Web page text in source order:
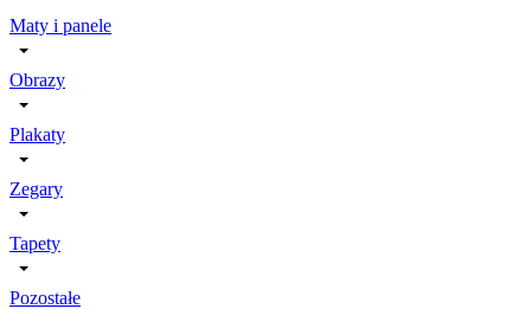
Maty i panele
Obrazy
Plakaty
Zegary
Tapety
Pozostałe